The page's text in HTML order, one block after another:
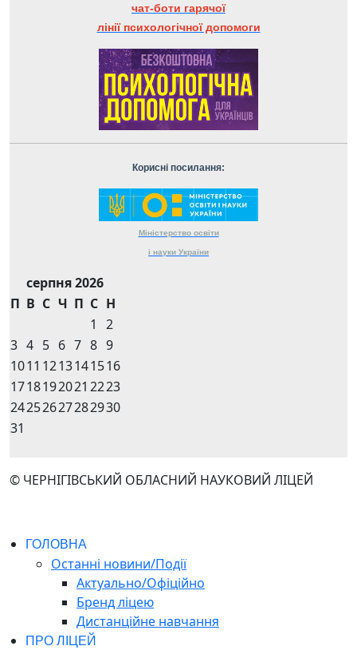
чат-боти гарячої
лінії психологічної допомоги
Корисні посилання:
Міністерство освіти
і науки України
серпня 2026
П В С Ч П С Н
1
2
3 4 5 6 7 8 9
1011 1213141516
1718192021 2223
24252627282930
31
© ЧЕРНІГІВСЬКИЙ ОБЛАСНИЙ НАУКОВИЙ ЛІЦЕЙ
ГОЛОВНА
Останні новини/Події
Актуально/Офіційно
Бренд ліцею
Дистанційне навчання
ПРО ЛІЦЕЙ